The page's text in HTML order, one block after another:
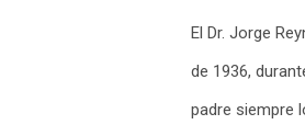
El Dr. Jorge
de 1936,
padre siempre